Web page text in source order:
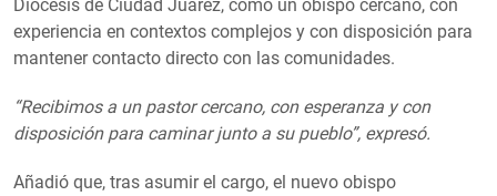
Diócesis de Ciudad Juárez, como un obispo cercano, con
experiencia en contextos complejos y con disposición para
mantener contacto directo con las comunidades.
“Recibimos a un pastor cercano, con esperanza y con
disposición para caminar junto a su pueblo”, expresó.
Añadió que, tras asumir el cargo, el nuevo obispo